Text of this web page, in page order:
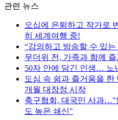
관련 뉴스
오십에 은퇴하고 작가로
히 세계여행 중!
“강의하고 방송할 수 있는
무더위 전, 가족과 함께
50자 안에 담긴 인생… 노
도심 속 쉼과 즐거움을 한
개월 대장정 시작
축구협회, 대국민 사과…"
도 높은 쇄신"